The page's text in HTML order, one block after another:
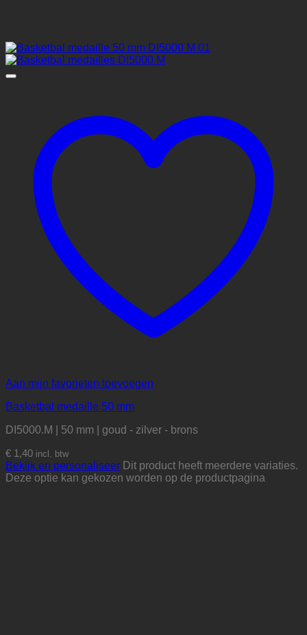
Aan mijn favorieten toevoegen
Basketbal medaille 50 mm
DI5000.M | 50 mm | goud - zilver - brons
€ 1,40 incl. btw
Bekijk en personaliseer Dit product heeft meerdere variaties.
Deze optie kan gekozen worden op de productpagina